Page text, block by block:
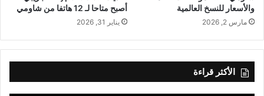
والأسعار للنسخ العالمية
مارس 2, 2026
أصبح متاحا لـ 12 هاتفا من شاومي
يناير 31, 2026
الأكثر قراءة